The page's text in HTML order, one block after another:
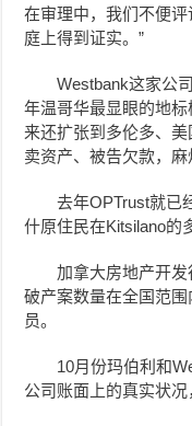
在审理中，我们不便
庭上得到证实。”
Westbank这家公
年温哥华最显眼的地
来还扩张到多伦多、
卖资产、被告欠款，麻
去年OPTrust就已
什原住民在Kitsilano的
加拿大房地产开
破产案数量在全国范
员。
10月份玛伯利和
公司账面上的真实状况